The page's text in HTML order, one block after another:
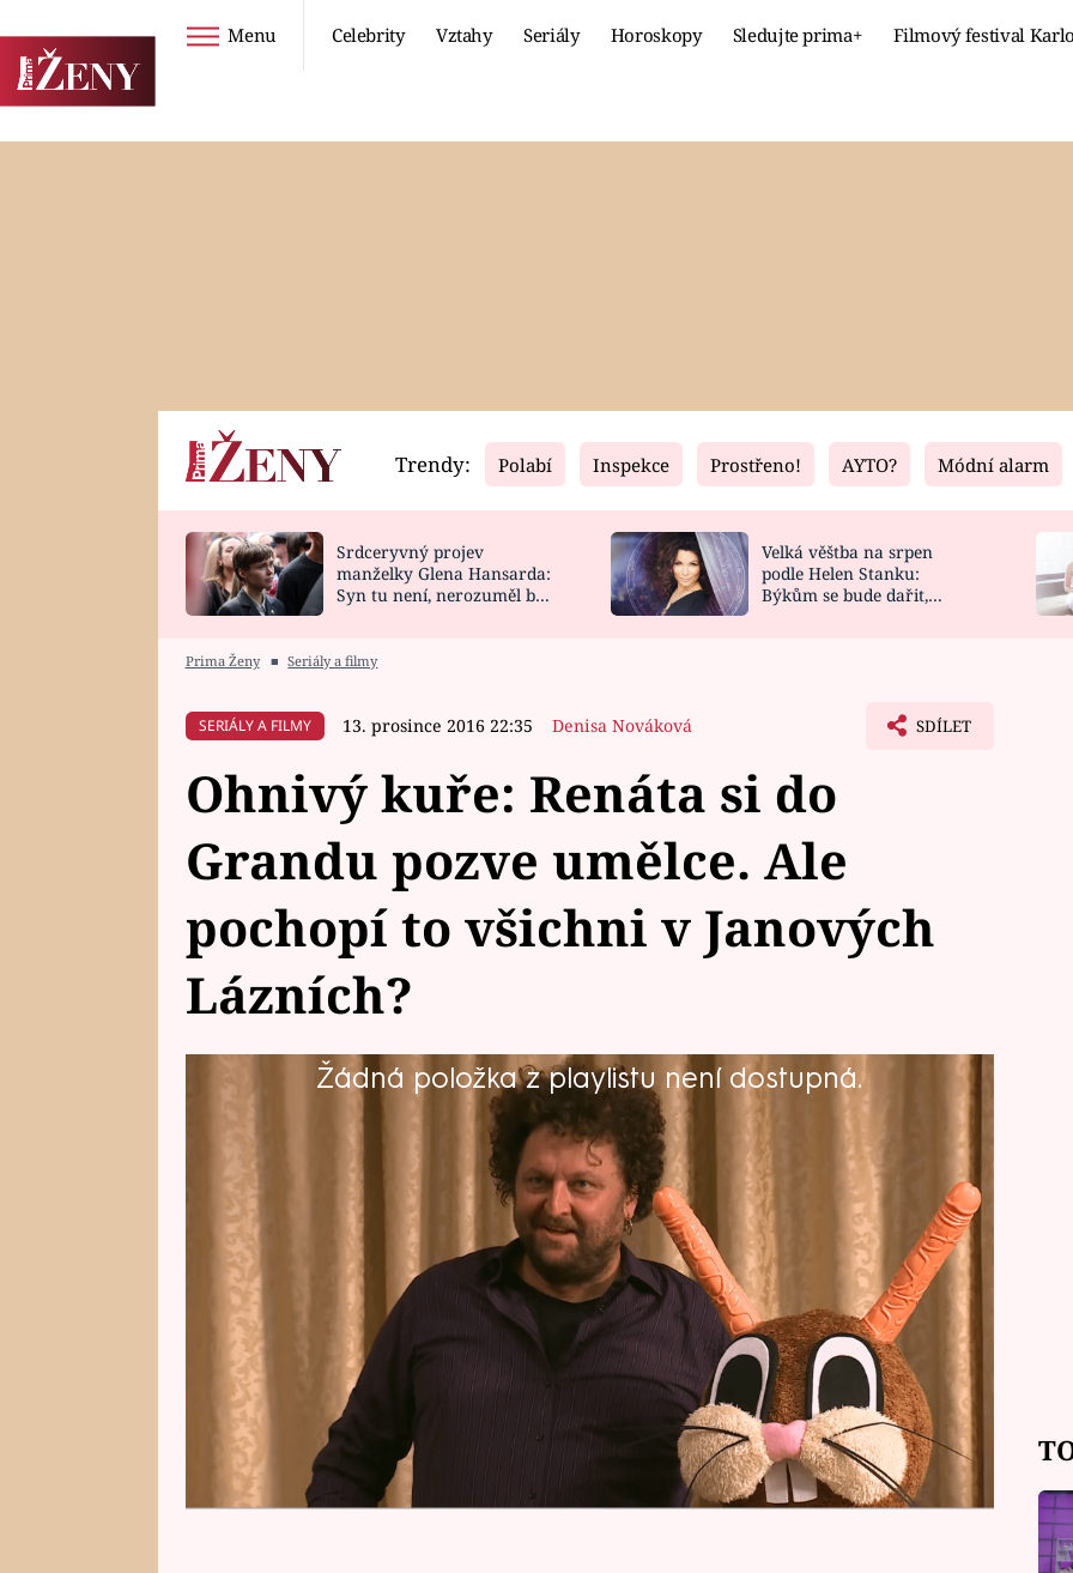
Menu Celebrity Vztahy Seriály Horoskopy Sledujte prima+ Filmový festival
Horoskopy
HOROSKOP NA
Video
CELEBRITY
VAŘENÍ
Fresh
NOVINKY
VIDEORECEPTY
Living
DESIGN
Trendy: Polabí Inspekce Prostřeno! AYTO? Módní alarm
Srdceryvný projev
manželky Glena Hansarda:
Syn tu není, nerozuměl by
Velká věštba na srpen
podle Helen Stanku:
Býkům se bude dařit,
Prima Ženy ■ Seriály a filmy
SERIÁLY A FILMY 13. prosince 2016 22:35 Denisa Nováková SDÍLET
Ohnivý kuře: Renáta si do
Grandu pozve umělce. Ale
pochopí to všichni v Janových
Lázních?
Žádná položka z playlistu není dostupná.
Renáta je zpátky a v plné síle. A aby dala najevo všem místním
snobům, že je třeba s ní počítat, rozhodne se uspořádat vernisáž
moderního umělce Zorana. Jenže, Zoran je svéráz a vše asi
nedopadne tak, jak by Renáta předpokládala…. Dívejte se ve středu
ve 20.15 na Ohnivý kuře!